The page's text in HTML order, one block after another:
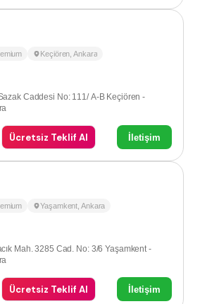
Keçiören ,Ankara
Caddesi No: 111/ A-B Keçiören -
Ücretsiz Teklif Al İletişim
Yaşamkent ,Ankara
Mah. 3285 Cad. No: 3/6 Yaşamkent -
Ücretsiz Teklif Al İletişim